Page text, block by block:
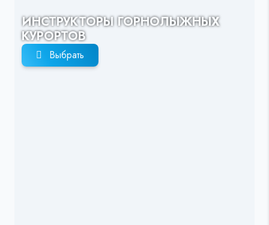
ИНСТРУКТОРЫ ГОРНОЛЫЖНЫХ
КУРОРТОВ
Выбрать